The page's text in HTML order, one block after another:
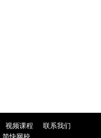
视频课程
联系我们
简快网校